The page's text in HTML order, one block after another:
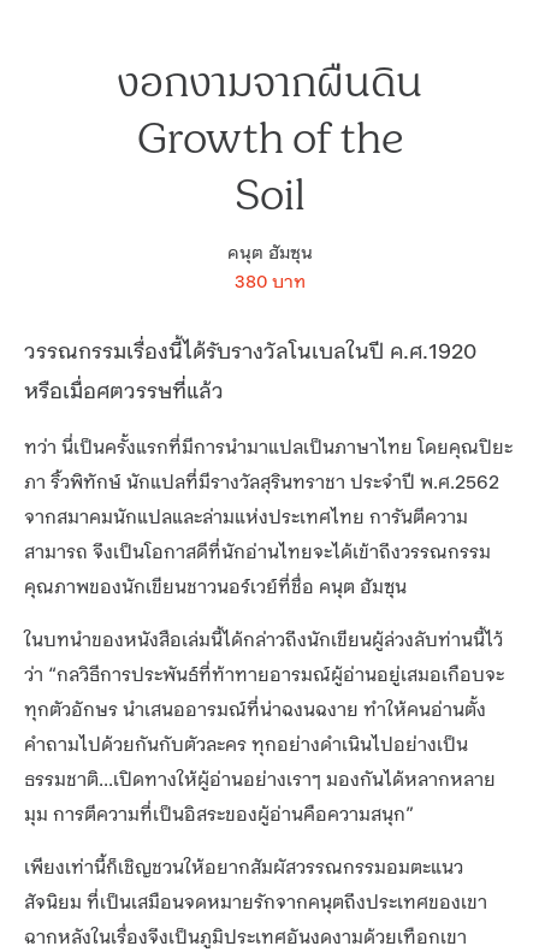
งอกงามจากผืนดิน
Growth of the
Soil
คนุต ฮัมซุน
380 บาท
วรรณกรรมเรื่องนี้ได้รับรางวัลโนเบลในปี ค.ศ.1920
หรือเมื่อศตวรรษที่แล้ว
ทว่า นี่เป็นครั้งแรกที่มีการนำมาแปลเป็นภาษาไทย โดยคุณปิยะ
ภา ริ้วพิทักษ์ นักแปลที่มีรางวัลสุรินทราชา ประจำปี พ.ศ.2562
จากสมาคมนักแปลและล่ามแห่งประเทศไทย การันตีความ
สามารถ จึงเป็นโอกาสดีที่นักอ่านไทยจะได้เข้าถึงวรรณกรรม
คุณภาพของนักเขียนชาวนอร์เวย์ที่ชื่อ คนุต ฮัมซุน
ในบทนำของหนังสือเล่มนี้ได้กล่าวถึงนักเขียนผู้ล่วงลับท่านนี้ไว้
ว่า “กลวิธีการประพันธ์ที่ท้าทายอารมณ์ผู้อ่านอยู่เสมอเกือบจะ
ทุกตัวอักษร นำเสนออารมณ์ที่น่าฉงนฉงาย ทำให้คนอ่านตั้ง
คำถามไปด้วยกันกับตัวละคร ทุกอย่างดำเนินไปอย่างเป็น
ธรรมชาติ...เปิดทางให้ผู้อ่านอย่างเราๆ มองกันได้หลากหลาย
มุม การตีความที่เป็นอิสระของผู้อ่านคือความสนุก”
เพียงเท่านี้ก็เชิญชวนให้อยากสัมผัสวรรณกรรมอมตะแนว
สัจนิยม ที่เป็นเสมือนจดหมายรักจากคนุตถึงประเทศของเขา
ฉากหลังในเรื่องจึงเป็นภูมิประเทศอันงดงามด้วยเทือกเขา